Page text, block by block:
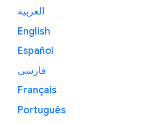
العربية
English
Español
فارسی
Français
Português